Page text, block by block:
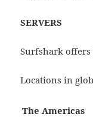
SERVERS
Surfshark offers
Locations in
The Americas